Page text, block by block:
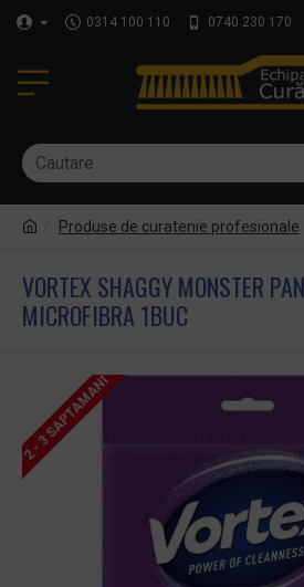
0314 100 110 0740 230 170
Produse de curatenie profesionale
VORTEX SHAGGY MONSTER
MICROFIBRA 1BUC
2 - 3 SAPTAMANI